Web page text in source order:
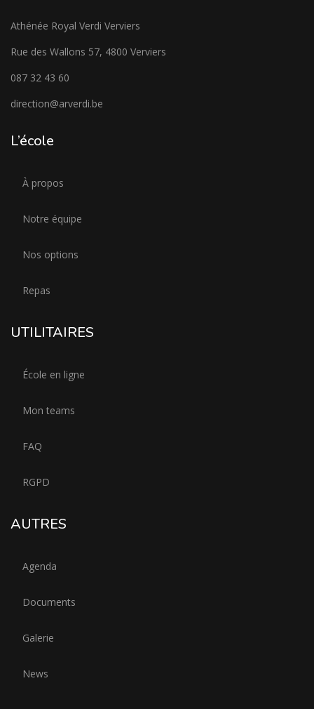
Athénée Royal Verdi Verviers
Rue des Wallons 57, 4800 Verviers
087 32 43 60
direction@arverdi.be
L’école
À propos
Notre équipe
Nos options
Repas
UTILITAIRES
École en ligne
Mon teams
FAQ
RGPD
AUTRES
Agenda
Documents
Galerie
News